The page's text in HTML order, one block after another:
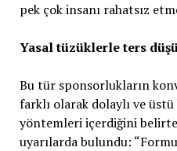
pek çok insanı rahatsız
Yasal tüzüklerle ters
Bu tür sponsorlukların
farklı olarak dolaylı ve
yöntemleri içerdiğini
uyarılarda bulundu: